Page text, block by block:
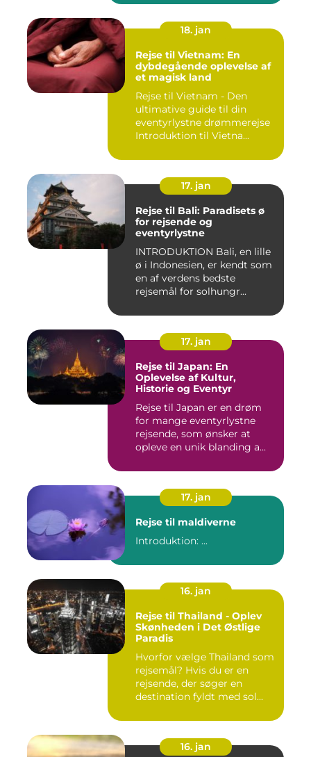
18. jan
Rejse til Vietnam: En
dybdegående oplevelse af
et magisk land
Rejse til Vietnam - Den
ultimative guide til din
eventyrlystne drømmerejse
Introduktion til Vietna...
17. jan
Rejse til Bali: Paradisets ø
for rejsende og
eventyrlystne
INTRODUKTION Bali, en lille
ø i Indonesien, er kendt som
en af verdens bedste
rejsemål for solhungr...
17. jan
Rejse til Japan: En
Oplevelse af Kultur,
Historie og Eventyr
Rejse til Japan er en drøm
for mange eventyrlystne
rejsende, som ønsker at
opleve en unik blanding a...
17. jan
Rejse til maldiverne
Introduktion: ...
16. jan
Rejse til Thailand - Oplev
Skønheden i Det Østlige
Paradis
Hvorfor vælge Thailand som
rejsemål? Hvis du er en
rejsende, der søger en
destination fyldt med sol...
16. jan